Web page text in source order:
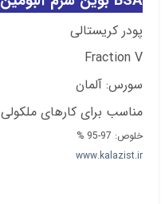
پودر کریستالی
Fraction V
سورس: آلمان
مناسب برای کارهای ملکولی
خلوص: 97-95 %
www.kalazist.ir